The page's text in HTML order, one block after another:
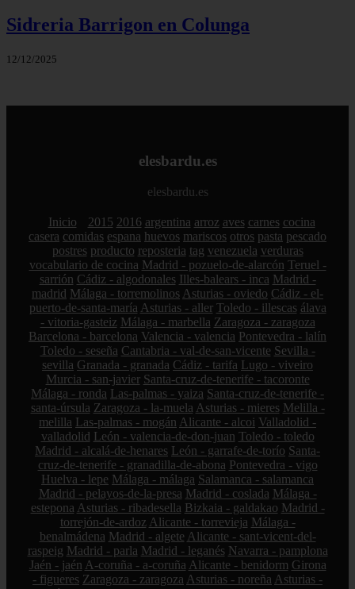
Sidreria Barrigon en Colunga
12/12/2025
elesbardu.es
elesbardu.es
Inicio 2015 2016 argentina arroz aves carnes cocina
casera comidas espana huevos mariscos otros pasta pescado
postres producto reposteria tag venezuela verduras
vocabulario de cocina Madrid - pozuelo-de-alarcón Teruel -
sarrión Cádiz - algodonales Illes-balears - inca Madrid -
madrid Málaga - torremolinos Asturias - oviedo Cádiz - el-
puerto-de-santa-maría Asturias - aller Toledo - illescas álava
- vitoria-gasteiz Málaga - marbella Zaragoza - zaragoza
Barcelona - barcelona Valencia - valencia Pontevedra - lalín
Toledo - seseña Cantabria - val-de-san-vicente Sevilla -
sevilla Granada - granada Cádiz - tarifa Lugo - viveiro
Murcia - san-javier Santa-cruz-de-tenerife - tacoronte
Málaga - ronda Las-palmas - yaiza Santa-cruz-de-tenerife -
santa-úrsula Zaragoza - la-muela Asturias - mieres Melilla -
melilla Las-palmas - mogán Alicante - alcoi Valladolid -
valladolid León - valencia-de-don-juan Toledo - toledo
Madrid - alcalá-de-henares León - garrafe-de-torío Santa-
cruz-de-tenerife - granadilla-de-abona Pontevedra - vigo
Huelva - lepe Málaga - málaga Salamanca - salamanca
Madrid - pelayos-de-la-presa Madrid - coslada Málaga -
estepona Asturias - ribadesella Bizkaia - galdakao Madrid -
torrejón-de-ardoz Alicante - torrevieja Málaga -
benalmádena Madrid - algete Alicante - sant-vicent-del-
raspeig Madrid - parla Madrid - leganés Navarra - pamplona
Jaén - jaén A-coruña - a-coruña Alicante - benidorm Girona
- figueres Zaragoza - zaragoza Asturias - noreña Asturias -